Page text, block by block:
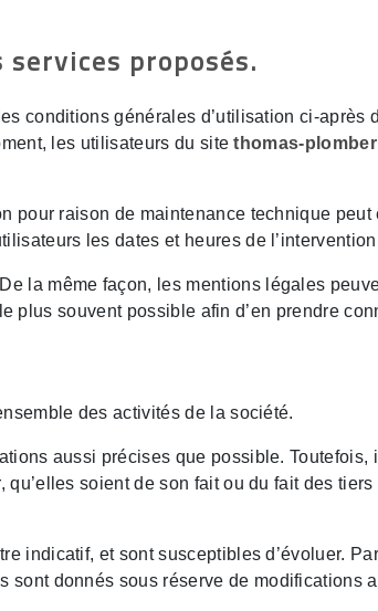
proposés.
conditions générales d’utilisation ci-après
les utilisateurs du sitethomas-
pour raison de maintenance technique
les dates et heures de
la même façon, les mentions légales
plus souvent possible afin d’en prendre
des activités de la société.
aussi précises que possible. Toutefois,
soient de son fait ou du fait des
indicatif, et sont susceptibles d’évoluer.
sont donnés sous réserve de modifications